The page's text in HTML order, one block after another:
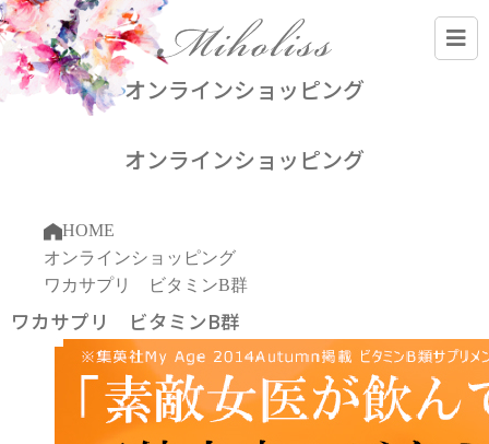
オンラインショッピング
オンラインショッピング
HOME
オンラインショッピング
ワカサプリ ビタミンB群
ワカサプリ ビタミンB群